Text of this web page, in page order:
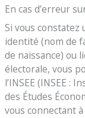
En cas d’erreur
Si vous
identité (nom de
de naissance) ou
électorale, vous
l’INSEE (INSEE :
des Études
vous connectant à